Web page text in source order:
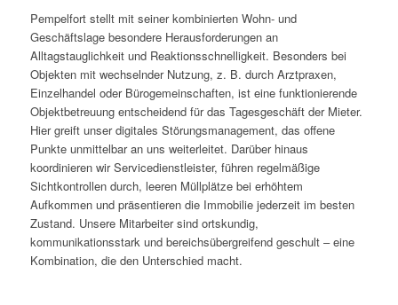
Pempelfort stellt mit seiner kombinierten Wohn- und
Geschäftslage besondere Herausforderungen an
Alltagstauglichkeit und Reaktionsschnelligkeit. Besonders bei
Objekten mit wechselnder Nutzung, z. B. durch Arztpraxen,
Einzelhandel oder Bürogemeinschaften, ist eine funktionierende
Objektbetreuung entscheidend für das Tagesgeschäft der Mieter.
Hier greift unser digitales Störungsmanagement, das offene
Punkte unmittelbar an uns weiterleitet. Darüber hinaus
koordinieren wir Servicedienstleister, führen regelmäßige
Sichtkontrollen durch, leeren Müllplätze bei erhöhtem
Aufkommen und präsentieren die Immobilie jederzeit im besten
Zustand. Unsere Mitarbeiter sind ortskundig,
kommunikationsstark und bereichsübergreifend geschult – eine
Kombination, die den Unterschied macht.